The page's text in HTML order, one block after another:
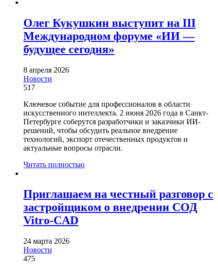
Олег Кукушкин выступит на III
Международном форуме «ИИ —
будущее сегодня»
8 апреля 2026
Новости
517
Ключевое событие для профессионалов в области
искусственного интеллекта. 2 июня 2026 года в Санкт-
Петербурге соберутся разработчики и заказчики ИИ-
решений, чтобы обсудить реальное внедрение
технологий, экспорт отечественных продуктов и
актуальные вопросы отрасли.
Читать полностью
Приглашаем на честный разговор с
застройщиком о внедрении СОД
Vitro-CAD
24 марта 2026
Новости
475